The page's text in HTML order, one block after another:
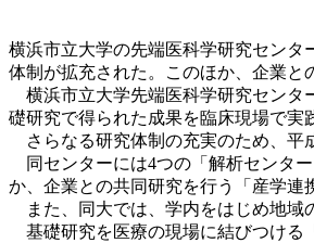
横浜市立大学の先端医科学研究センタ
体制が拡充された。このほか、企業と
横浜市立大学先端医科学研究センタ
礎研究で得られた成果を臨床現場で実
さらなる研究体制の充実のため、平
同センターには4つの「解析センタ
か、企業との共同研究を行う「産学連
また、同大では、学内をはじめ地域
基礎研究を医療の現場に結びつける